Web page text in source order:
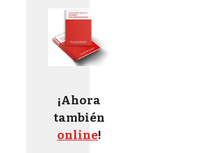
¡Ahora
también
online!